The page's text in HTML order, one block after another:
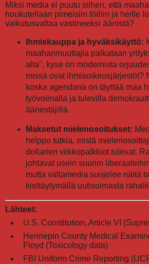
Miksi media ei puutu siihen, että
houkutellaan pimeisiin töihin ja heille
vaikutusvaltaa vastineeksi äänistä?
Ihmiskauppa ja hyväksikäyttö:
maahanmuuttajia palkataan
alta", kyse on modernista
missä ovat ihmisoikeusjärjestöt?
koska agendana on täyttää maa
työvoimalla ja tulevilla
äänestäjillä.
Maksetut mielenosoitukset:
helppo tutkia, mistä
dollarien viikkopalkkiot tulevat.
johtavat usein suuriin
mutta valtamedia suojelee näitä
kieltäytymällä uutisoimasta
Lähteet:
U.S. Constitution, Article VI
Hennepin County Medical
Floyd (Toxicology data)
FBI Uniform Crime Reporting